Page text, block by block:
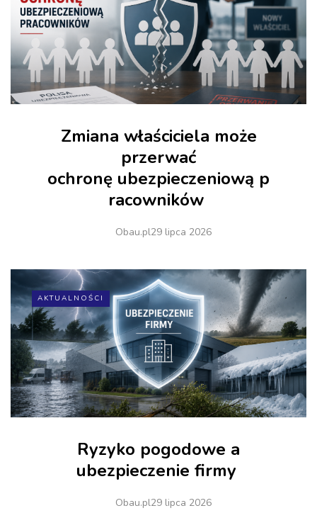
Zmiana właściciela może
przerwać
ochronę ubezpieczeniową p
racowników
Obau.pl29 lipca 2026
AKTUALNOŚCI
Ryzyko pogodowe a
ubezpieczenie firmy
Obau.pl29 lipca 2026